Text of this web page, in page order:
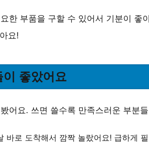
한 부품을 구할 수 있어서 기분이 좋
요!
좋았어요
어요. 쓰면 쓸수록 만족스러운 부분
바로 도착해서 깜짝 놀랐어요! 급하게